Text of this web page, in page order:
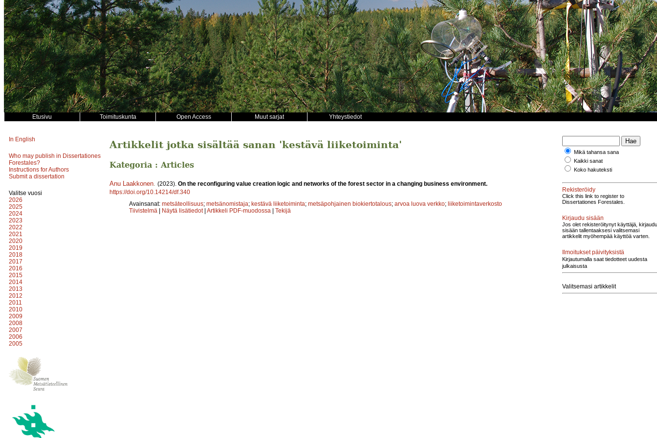
Etusivu Toimituskunta Open Access Muut sarjat Yhteystiedot
In English
Who may publish in Dissertationes
Forestales?
Instructions for Authors
Submit a dissertation
Valitse vuosi
2026
2025
2024
2023
2022
2021
2020
2019
2018
2017
2016
2015
2014
2013
2012
2011
2010
2009
2008
2007
2006
2005
Artikkelit jotka sisältää sanan 'kestävä liiketoiminta'
Kategoria : Articles
Anu Laakkonen (2023). On the reconfiguring value creation logic and networks of the forest sector in a changing business environment.
https://doi.org/10.14214/df.340
Avainsanat: metsäteollisuus; metsänomistaja; kestävä liiketoiminta; metsäpohjainen biokiertotalous; arvoa luova verkko; liiketoimintaverkosto
Tiivistelmä | Näytä lisätiedot | Artikkeli PDF-muodossa | Tekijä
Mikä tahansa sana
Kaikki sanat
Koko hakuteksti
Rekisteröidy
Click this link to register to
Dissertationes Forestales.
Kirjaudu sisään
Jos olet rekisteröitynyt käyttäjä, kirjaudu
sisään tallentaaksesi valitsemasi
artikkelit myöhempää käyttöä varten.
Ilmoitukset päivityksistä
Kirjautumalla saat tiedotteet uudesta
julkaisusta
Valitsemasi artikkelit